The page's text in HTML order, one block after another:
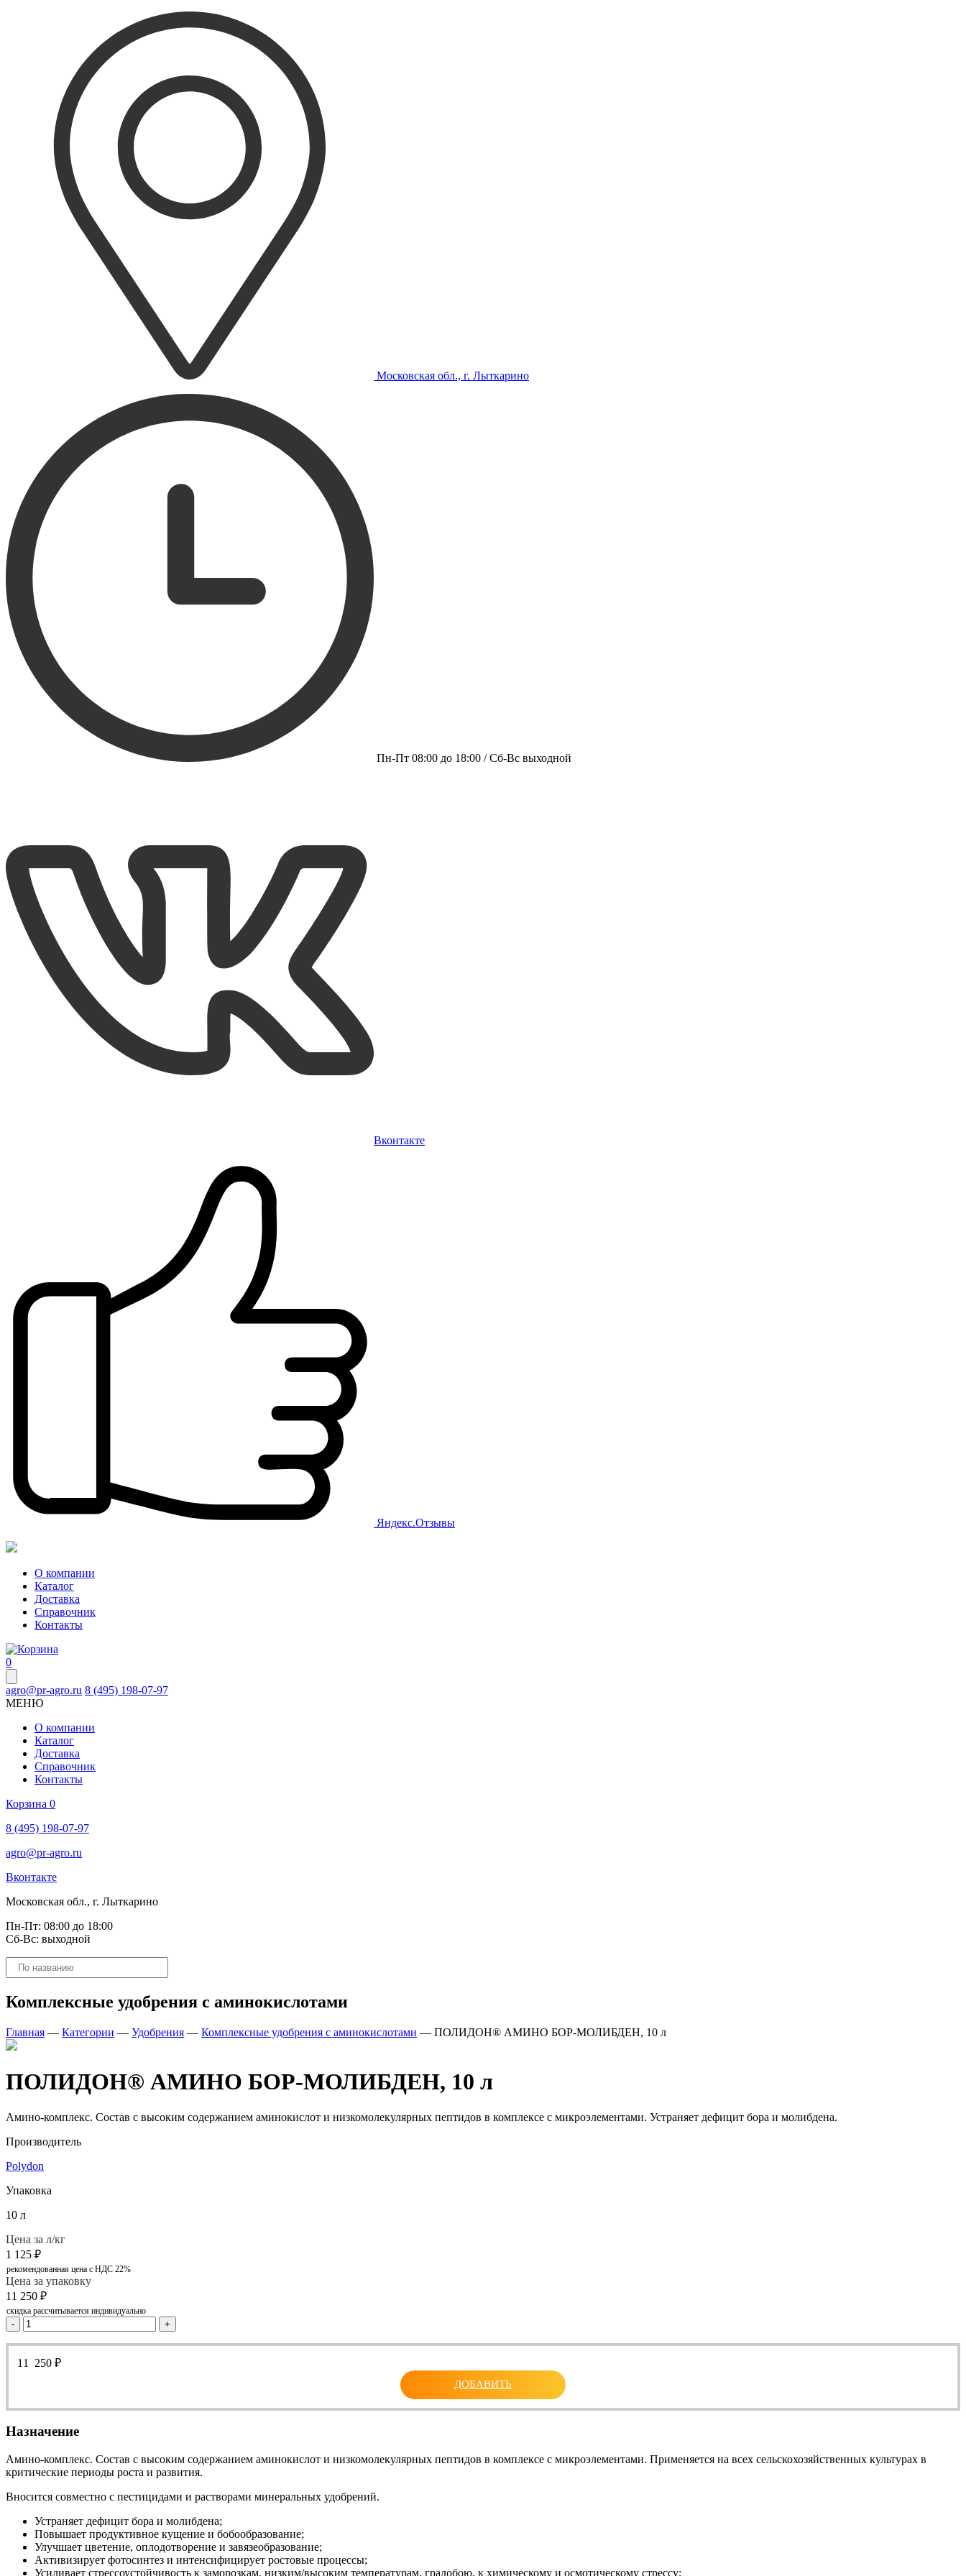
Московская обл., г. Лыткарино
Пн-Пт 08:00 до 18:00 / Сб-Вс выходной
Вконтакте
Яндекс.Отзывы
О компании
Каталог
Доставка
Справочник
Контакты
0
agro@pr-agro.ru 8 (495) 198-07-97
МЕНЮ
О компании
Каталог
Доставка
Справочник
Контакты
Корзина 0
8 (495) 198-07-97
agro@pr-agro.ru
Вконтакте
Московская обл., г. Лыткарино
Пн-Пт: 08:00 до 18:00
Сб-Вс: выходной
Поиск
товаров
Комплексные удобрения с аминокислотами
Главная — Категории — Удобрения — Комплексные удобрения с аминокислотами — ПОЛИДОН® АМИНО БОР-МОЛИБДЕН, 10 л
ПОЛИДОН® АМИНО БОР-МОЛИБДЕН, 10 л
Амино-комплекс. Состав с высоким содержанием аминокислот и низкомолекулярных пептидов в комплексе с микроэлементами. Устраняет дефицит бора и молибдена.
Производитель
Polydon
Упаковка
10 л
Цена за л/кг
1 125 ₽
рекомендованная цена с НДС 22%
Цена за упаковку
11 250 ₽
скидка рассчитывается индивидуально
- +
11 250 ₽
ДОБАВИТЬ
Назначение
Амино-комплекс. Состав с высоким содержанием аминокислот и низкомолекулярных пептидов в комплексе с микроэлементами. Применяется на всех сельскохозяйственных культурах в
критические периоды роста и развития.
Вносится совместно с пестицидами и растворами минеральных удобрений.
Устраняет дефицит бора и молибдена;
Повышает продуктивное кущение и бобообразование;
Улучшает цветение, оплодотворение и завязеобразование;
Активизирует фотосинтез и интенсифицирует ростовые процессы;
Усиливает стрессоустойчивость к заморозкам, низким/высоким температурам, градобою, к химическому и осмотическому стрессу;